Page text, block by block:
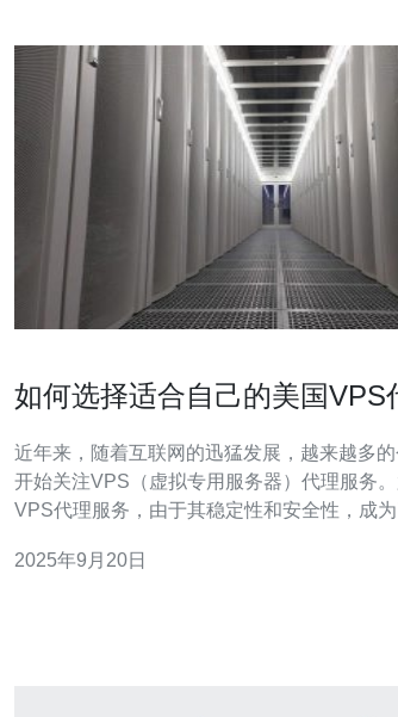
如何选择适合自己的美国VPS
近年来，随着互联网的迅猛发展，越来越多
开始关注VPS（虚拟专用服务器）代理服务
VPS代理服务，由于其稳定性和安全性，成
国VPS代理服务的实用建议。 首先，我们需要了解什么是
2025年9月20日